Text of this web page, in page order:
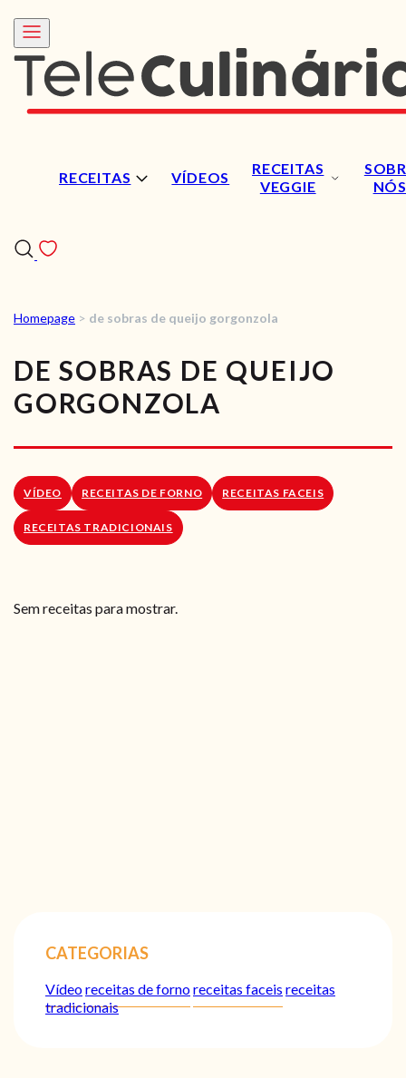
RECEITAS VÍDEOS
RECEITAS
VEGGIE
NÓS
RECEITAS
VÍDEOS
RECEITAS VEGGIE
LOJA ONLINE
Homepage > de sobras de queijo gorgonzola
DE SOBRAS DE QUEIJO
GORGONZOLA
VÍDEO RECEITAS DE FORNO RECEITAS FACEIS
RECEITAS TRADICIONAIS
Sem receitas para mostrar.
CATEGORIAS
Vídeoreceitas de fornoreceitas faceis receitas
tradicionais